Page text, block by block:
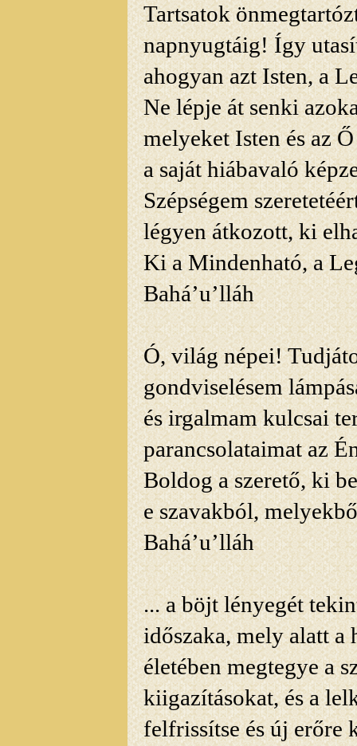
Tartsatok
napnyugtáig! Így
ahogyan azt Isten, a
Ne lépje át senki
melyeket Isten és az
a saját hiábavaló
Szépségem
légyen átkozott, ki
Ki a Mindenható, a
Bahá’u’lláh
Ó, világ népei!
gondviselésem
és irgalmam kulcsai
parancsolataimat az
Boldog a szerető, ki
e szavakból,
Bahá’u’lláh
... a böjt lényegét
időszaka, mely alatt
életében megtegye a
kiigazításokat, és a
felfrissítse és új erőre